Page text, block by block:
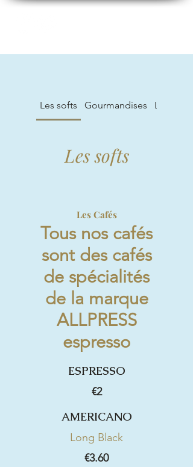
Les softs Gourmandises Lunch -
Les softs
Les Cafés
Tous nos cafés
sont des cafés
de spécialités
de la marque
ALLPRESS
espresso
ESPRESSO
€2
AMERICANO
Long Black
€3.60